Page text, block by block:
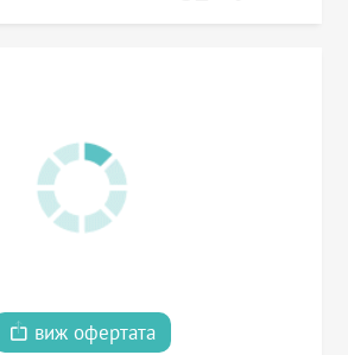
виж офертата